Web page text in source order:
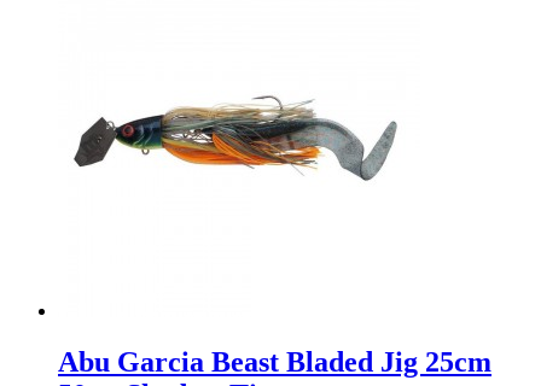
Abu Garcia Beast Bladed Jig 25cm